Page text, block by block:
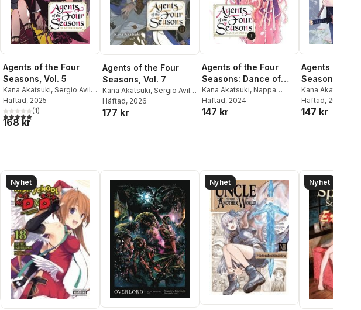
röster:
Agents of the Four
Seasons, Vol. 5
Kana Akatsuki, Sergio Avila ,
Suoh
Häftad, 2025
5,0utav 5 stjärnor. Totalt antal röster:
(1)
168 kr
Agents of the Four
Seasons, Vol. 7
Kana Akatsuki, Sergio Avila ,
Suoh
Häftad, 2026
177 kr
Agents of the Four
Seasons: Dance of
Spring, Vol. 1
Kana Akatsuki, Nappa
Komatsuda,Sergio Avila
Suoh
Häftad, 2024
147 kr
Agents of the
Seasons:
Spring, Vol. 2
Kana Akatsuki
Komatsuda
Suoh
Häftad, 2025
147 kr
Nyhet Nyhet Nyhet